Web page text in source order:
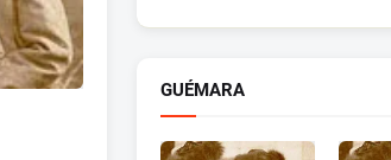
GUÉMARA